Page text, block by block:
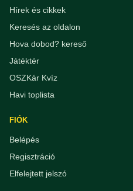
Hírek és cikkek
Keresés az oldalon
Hova dobod? kereső
Játéktér
OSZKár Kvíz
Havi toplista
FIÓK
Belépés
Regisztráció
Elfelejtett jelszó